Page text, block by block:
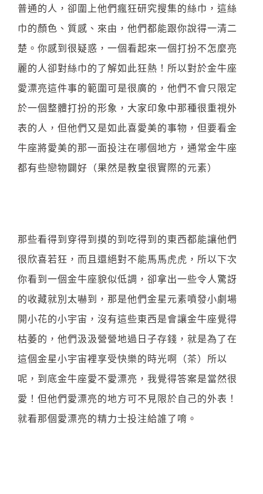
普通的人，卻圍上他們瘋狂研究搜集的絲巾，這絲
巾的顏色、質感、來由，他們都能跟你說得一清二
楚。你感到很疑惑，一個看起來一個打扮不怎麼亮
麗的人卻對絲巾的了解如此狂熱！所以對於金牛座
愛漂亮這件事的範圍可是很廣的，他們不會只限定
於一個整體打扮的形象，大家印象中那種很重視外
表的人，但他們又是如此喜愛美的事物，但要看金
牛座將愛美的那一面投注在哪個地方，通常金牛座
都有些戀物闢好（果然是教皇很實際的元素）
那些看得到穿得到摸的到吃得到的東西都能讓他們
很欣喜若狂，而且還絕對不能馬馬虎虎，所以下次
你看到一個金牛座貌似低調，卻拿出一些令人驚訝
的收藏就別太嚇到，那是他們金星元素噴發小劇場
開小花的小宇宙，沒有這些東西是會讓金牛座覺得
枯萎的，他們汲汲營營地過日子存錢，就是為了在
這個金星小宇宙裡享受快樂的時光啊（茶）所以
呢，到底金牛座愛不愛漂亮，我覺得答案是當然很
愛！但他們愛漂亮的地方可不見限於自己的外表！
就看那個愛漂亮的精力士投注給誰了唷。